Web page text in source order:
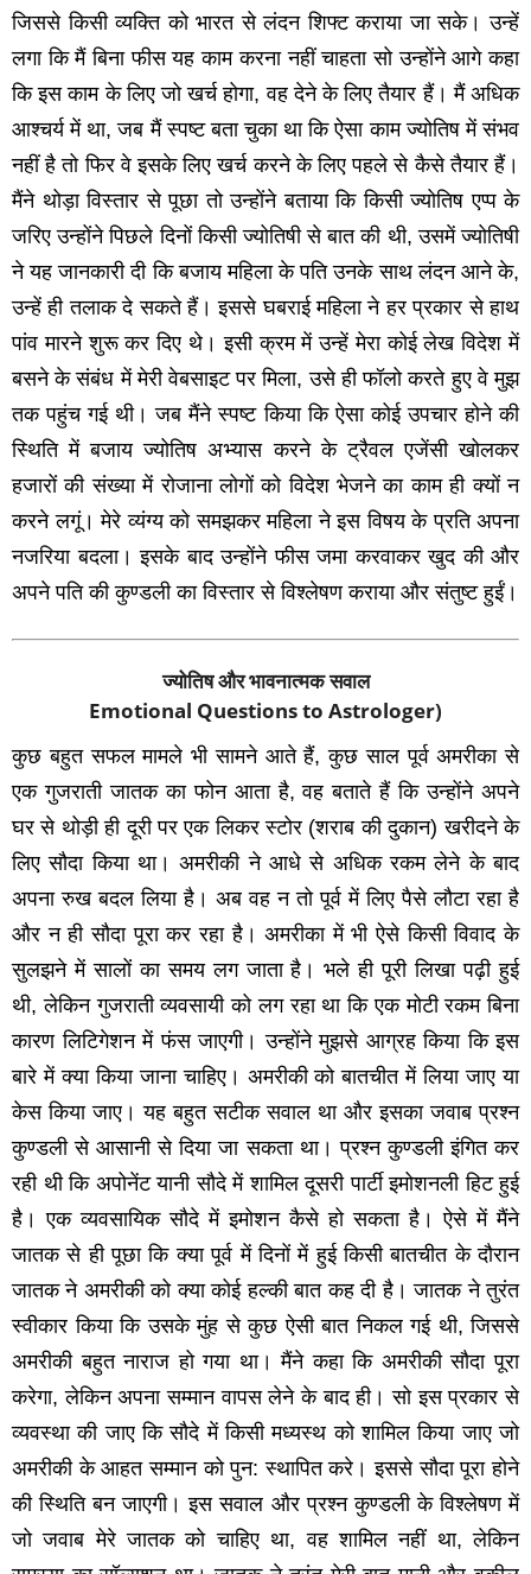
जिससे किसी व्‍यक्ति को भारत से लंदन शिफ्ट कराया जा सके। उन्‍हें
लगा कि मैं बिना फीस यह काम करना नहीं चाहता सो उन्‍होंने आगे कहा
कि इस काम के लिए जो खर्च होगा, वह देने के लिए तैयार हैं। मैं अधिक
आश्‍चर्य में था, जब मैं स्‍पष्‍ट बता चुका था कि ऐसा काम ज्‍योतिष में संभव
नहीं है तो फिर वे इसके लिए खर्च करने के लिए पहले से कैसे तैयार हैं।
मैंने थोड़ा विस्‍तार से पूछा तो उन्‍होंने बताया कि किसी ज्‍योतिष एप्‍प के
जरिए उन्‍होंने पिछले दिनों किसी ज्‍योतिषी से बात की थी, उसमें ज्‍योतिषी
ने यह जानकारी दी कि बजाय महिला के पति उनके साथ लंदन आने के,
उन्‍हें ही तलाक दे सकते हैं। इससे घबराई महिला ने हर प्रकार से हाथ
पांव मारने शुरू कर दिए थे। इसी क्रम में उन्‍हें मेरा कोई लेख विदेश में
बसने के संबंध में मेरी वेबसाइट पर मिला, उसे ही फॉलो करते हुए वे मुझ
तक पहुंच गई थी। जब मैंने स्‍पष्‍ट किया कि ऐसा कोई उपचार होने की
स्थिति में बजाय ज्‍योतिष अभ्‍यास करने के ट्रैवल एजेंसी खोलकर
हजारों की संख्‍या में रोजाना लोगों को विदेश भेजने का काम ही क्‍यों न
करने लगूं। मेरे व्‍यंग्‍य को समझकर महिला ने इस विषय के प्रति अपना
नजरिया बदला। इसके बाद उन्‍होंने फीस जमा करवाकर खुद की और
अपने पति की कुण्‍डली का विस्‍तार से विश्‍लेषण कराया और संतुष्‍ट हुईं।
ज्योतिष और भावनात्मक सवाल
Emotional Questions to Astrologer)
कुछ बहुत सफल मामले भी सामने आते हैं, कुछ साल पूर्व अमरीका से
एक गुजराती जातक का फोन आता है, वह बताते हैं कि उन्‍होंने अपने
घर से थोड़ी ही दूरी पर एक लिकर स्‍टोर (शराब की दुकान) खरीदने के
लिए सौदा किया था। अमरीकी ने आधे से अधिक रकम लेने के बाद
अपना रुख बदल लिया है। अब वह न तो पूर्व में लिए पैसे लौटा रहा है
और न ही सौदा पूरा कर रहा है। अमरीका में भी ऐसे किसी विवाद के
सुलझने में सालों का समय लग जाता है। भले ही पूरी लिखा पढ़ी हुई
थी, लेकिन गुजराती व्‍यवसायी को लग रहा था कि एक मोटी रकम बिना
कारण लिटिगेशन में फंस जाएगी। उन्‍होंने मुझसे आग्रह किया कि इस
बारे में क्‍या किया जाना चाहिए। अमरीकी को बातचीत में लिया जाए या
केस किया जाए। यह बहुत सटीक सवाल था और इसका जवाब प्रश्‍न
कुण्‍डली से आसानी से दिया जा सकता था। प्रश्‍न कुण्‍डली इंगित कर
रही थी कि अपोनेंट यानी सौदे में शामिल दूसरी पार्टी इमोशनली हिट हुई
है। एक व्‍यवसायिक सौदे में इमोशन कैसे हो सकता है। ऐसे में मैंने
जातक से ही पूछा कि क्‍या पूर्व में दिनों में हुई किसी बातचीत के दौरान
जातक ने अमरीकी को क्‍या कोई हल्‍की बात कह दी है। जातक ने तुरंत
स्‍वीकार किया कि उसके मुंह से कुछ ऐसी बात निकल गई थी, जिससे
अमरीकी बहुत नाराज हो गया था। मैंने कहा कि अमरीकी सौदा पूरा
करेगा, लेकिन अपना सम्‍मान वापस लेने के बाद ही। सो इस प्रकार से
व्‍यवस्‍था की जाए कि सौदे में किसी मध्‍यस्‍थ को शामिल किया जाए जो
अमरीकी के आहत सम्‍मान को पुन: स्‍थापित करे। इससे सौदा पूरा होने
की स्थिति बन जाएगी। इस सवाल और प्रश्‍न कुण्‍डली के विश्‍लेषण में
जो जवाब मेरे जातक को चाहिए था, वह शामिल नहीं था, लेकिन